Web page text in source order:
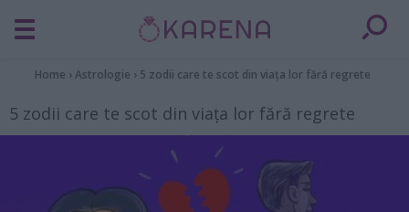
Home ›Astrologie › 5 zodii care te scot din viața lor fără regrete
5 zodii care te scot din viața lor fără regrete